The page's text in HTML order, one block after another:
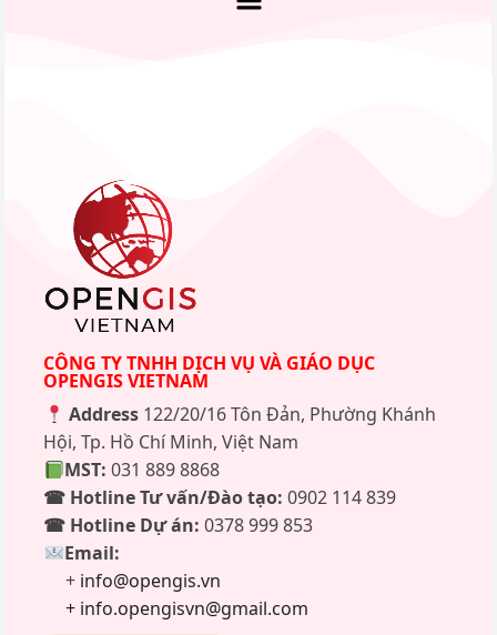
CÔNG TY TNHH DỊCH VỤ VÀ GIÁO DỤC
OPENGIS VIETNAM
Address122/20/16 Tôn Đản, Phường Khánh
Hội, Tp. Hồ Chí Minh, Việt Nam
MST: 031 889 8868
☎ Hotline Tư vấn/Đào tạo: 0902 114 839
☎ Hotline Dự án: 0378 999 853
Email:
+ info@opengis.vn
+ info.opengisvn@gmail.com